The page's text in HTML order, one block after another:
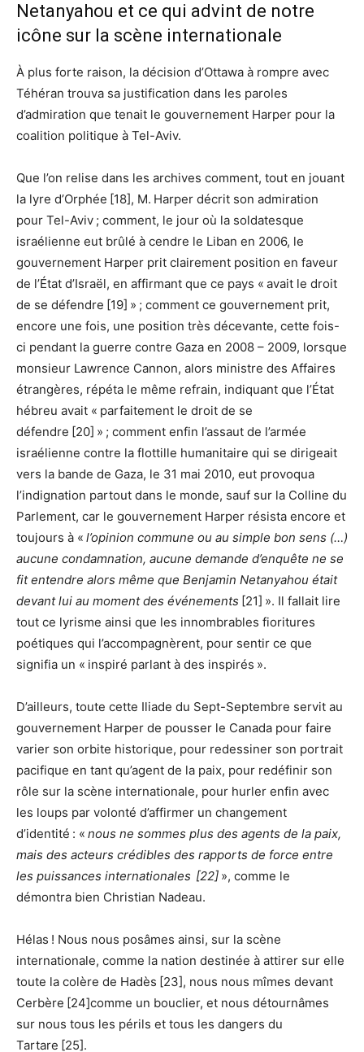
Netanyahou et ce qui advint de notre
icône sur la scène internationale
À plus forte raison, la décision d’Ottawa à rompre avec
Téhéran trouva sa justification dans les paroles
d’admiration que tenait le gouvernement Harper pour la
coalition politique à Tel-Aviv.
Que l’on relise dans les archives comment, tout en jouant
la lyre d’Orphée [18], M. Harper décrit son admiration
pour Tel-Aviv ; comment, le jour où la soldatesque
israélienne eut brûlé à cendre le Liban en 2006, le
gouvernement Harper prit clairement position en faveur
de l’État d’Israël, en affirmant que ce pays « avait le droit
de se défendre [19] » ; comment ce gouvernement prit,
encore une fois, une position très décevante, cette fois-
ci pendant la guerre contre Gaza en 2008 – 2009, lorsque
monsieur Lawrence Cannon, alors ministre des Affaires
étrangères, répéta le même refrain, indiquant que l’État
hébreu avait « parfaitement le droit de se
défendre [20] » ; comment enfin l’assaut de l’armée
israélienne contre la flottille humanitaire qui se dirigeait
vers la bande de Gaza, le 31 mai 2010, eut provoqua
l’indignation partout dans le monde, sauf sur la Colline du
Parlement, car le gouvernement Harper résista encore et
toujours à « l’opinion commune ou au simple bon sens (…)
aucune condamnation, aucune demande d’enquête ne se
fit entendre alors même que Benjamin Netanyahou était
devant lui au moment des événements [21] ». Il fallait lire
tout ce lyrisme ainsi que les innombrables fioritures
poétiques qui l’accompagnèrent, pour sentir ce que
signifia un « inspiré parlant à des inspirés ».
D’ailleurs, toute cette Iliade du Sept-Septembre servit au
gouvernement Harper de pousser le Canada pour faire
varier son orbite historique, pour redessiner son portrait
pacifique en tant qu’agent de la paix, pour redéfinir son
rôle sur la scène internationale, pour hurler enfin avec
les loups par volonté d’affirmer un changement
d’identité : « nous ne sommes plus des agents de la paix,
mais des acteurs crédibles des rapports de force entre
les puissances internationales [22] », comme le
démontra bien Christian Nadeau.
Hélas ! Nous nous posâmes ainsi, sur la scène
internationale, comme la nation destinée à attirer sur elle
toute la colère de Hadès [23], nous nous mîmes devant
Cerbère [24]comme un bouclier, et nous détournâmes
sur nous tous les périls et tous les dangers du
Tartare [25].